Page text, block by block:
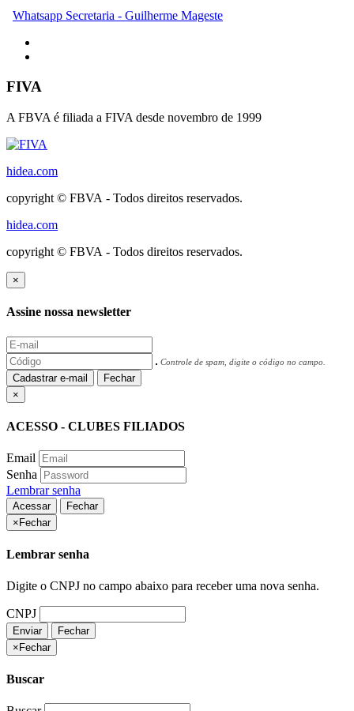
Whatsapp Secretaria - Guilherme Mageste
FIVA
A FBVA é filiada a FIVA desde novembro de 1999
hidea.com
copyright © FBVA - Todos direitos reservados.
hidea.com
copyright © FBVA - Todos direitos reservados.
×
Assine nossa newsletter
Controle de spam, digite o código no campo.
Cadastrar e-mail
Fechar
×
ACESSO - CLUBES FILIADOS
Email
Senha
Lembrar senha
Acessar
Fechar
× Fechar
Lembrar senha
Digite o CNPJ no campo abaixo para receber uma nova senha.
CNPJ
Enviar
Fechar
×Fechar
Buscar